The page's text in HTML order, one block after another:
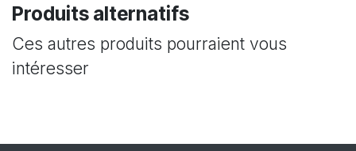
Produits alternatifs
Ces autres produits pourraient vous
intéresser